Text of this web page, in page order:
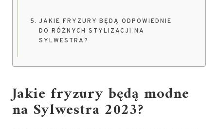
JAKIE FRYZURY BĘDĄ ODPOWIEDNIE
DO RÓŻNYCH STYLIZACJI NA
SYLWESTRA?
Jakie fryzury będą modne
na Sylwestra 2023?